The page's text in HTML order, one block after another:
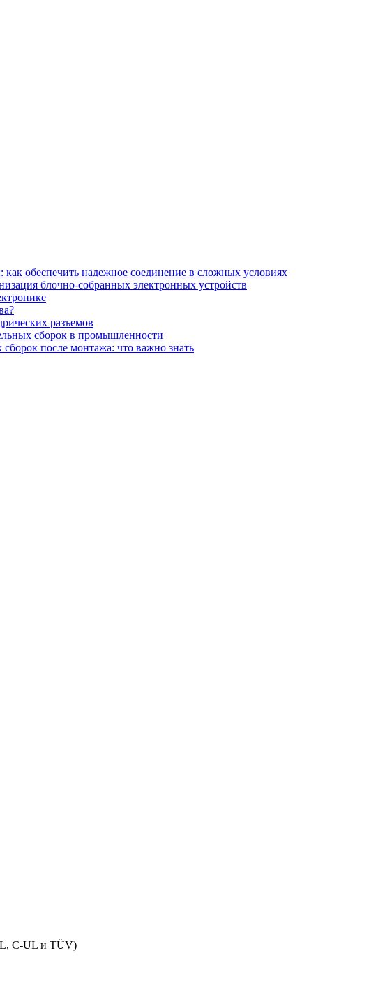
обеспечить надежное соединение в сложных условиях
блочно-собранных электронных устройств
разъемов
сборок в промышленности
после монтажа: что важно знать
C-UL и TÜV)